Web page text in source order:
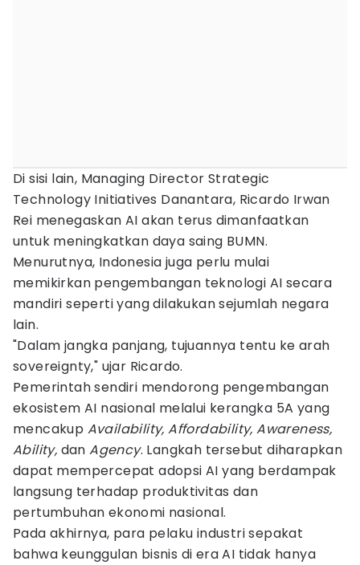
Di sisi lain, Managing Director Strategic
Technology Initiatives Danantara, Ricardo Irwan
Rei menegaskan AI akan terus dimanfaatkan
untuk meningkatkan daya saing BUMN.
Menurutnya, Indonesia juga perlu mulai
memikirkan pengembangan teknologi AI secara
mandiri seperti yang dilakukan sejumlah negara
lain.
"Dalam jangka panjang, tujuannya tentu ke arah
sovereignty," ujar Ricardo.
Pemerintah sendiri mendorong pengembangan
ekosistem AI nasional melalui kerangka 5A yang
mencakup Availability, Affordability, Awareness,
Ability, danAgency. Langkah tersebut diharapkan
dapat mempercepat adopsi AI yang berdampak
langsung terhadap produktivitas dan
pertumbuhan ekonomi nasional.
Pada akhirnya, para pelaku industri sepakat
bahwa keunggulan bisnis di era AI tidak hanya